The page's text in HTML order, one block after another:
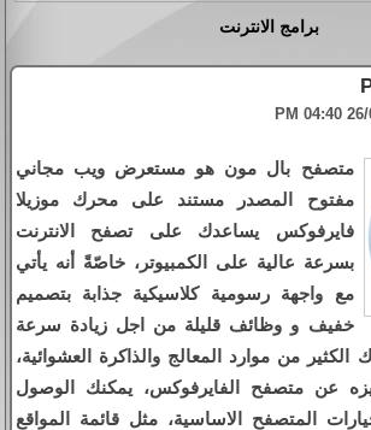
برامج الانترنت
26/
متصفح بال مون هو مستعرض ويب مجاني
مفتوح المصدر مستند على محرك موزيلا
فايرفوكس يساعدك على تصفح الانترنت
بسرعة عالية على الكمبيوتر، خاصّةً أنه يأتي
مع واجهة رسومية كلاسيكية جذابة بتصميم
خفيف و وظائف قليلة من اجل زيادة سرعة
الكثير من موارد المعالج والذاكرة العشوائية،
عن متصفح الفايرفوكس، يمكنك الوصول
المتصفح الاساسية، مثل قائمة المواقع